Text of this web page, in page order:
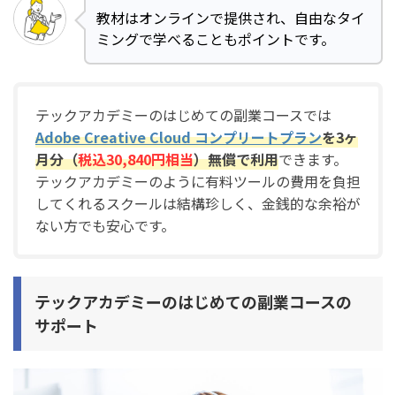
教材はオンラインで提供され、自由なタイ
ミングで学べることもポイントです。
テックアカデミーのはじめての副業コースでは
Adobe Creative Cloud コンプリートプランを3ヶ
月分（税込30,840円相当）無償で利用できます。
テックアカデミーのように有料ツールの費用を負担
してくれるスクールは結構珍しく、金銭的な余裕が
ない方でも安心です。
テックアカデミーのはじめての副業コースの
サポート